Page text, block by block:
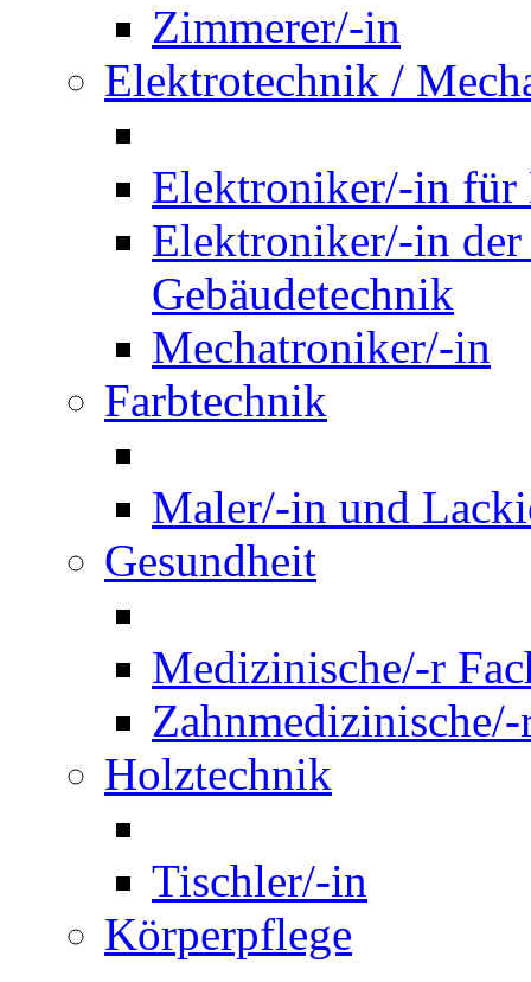
Zimmerer/-in
Elektrotechnik /
Elektroniker/-in für
Elektroniker/-in
Gebäudetechnik
Mechatroniker/-in
Farbtechnik
Maler/-in und
Gesundheit
Medizinische/-r
Holztechnik
Tischler/-in
Körperpflege